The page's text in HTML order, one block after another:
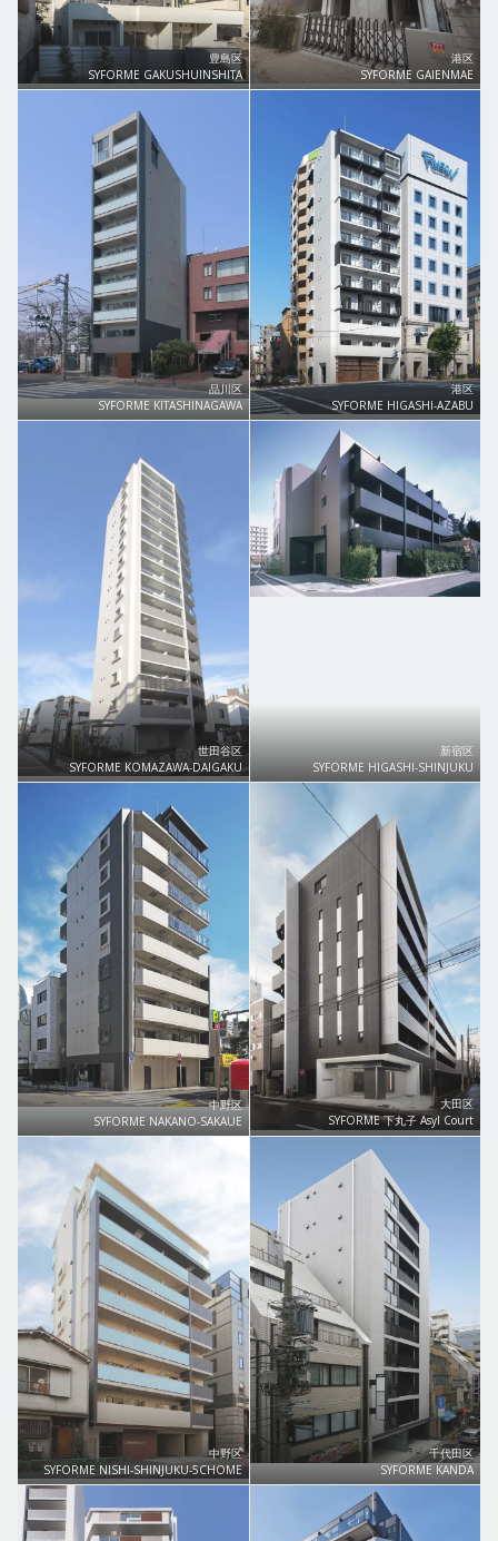
豊島区
SYFORME GAKUSHUINSHITA
港区
SYFORME GAIENMAE
品川区
SYFORME KITASHINAGAWA
港区
SYFORME HIGASHI-AZABU
世田谷区
SYFORME KOMAZAWA-DAIGAKU
新宿区
SYFORME HIGASHI-SHINJUKU
中野区
SYFORME NAKANO-SAKAUE
大田区
SYFORME 下丸子 Asyl Court
中野区
SYFORME NISHI-SHINJUKU-5CHOME
千代田区
SYFORME KANDA